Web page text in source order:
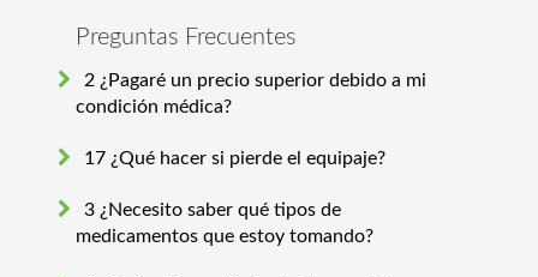
Preguntas Frecuentes
2 ¿Pagaré un precio superior debido a mi
condición médica?
17 ¿Qué hacer si pierde el equipaje?
3 ¿Necesito saber qué tipos de
medicamentos que estoy tomando?